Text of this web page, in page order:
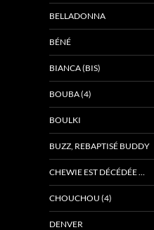
BELLADONNA
BÉNÉ
BIANCA (BIS)
BOUBA (4)
BOULKI
BUZZ, REBAPTISÉ BUDDY
CHEWIE EST DÉCÉDÉE …
CHOUCHOU (4)
DENVER